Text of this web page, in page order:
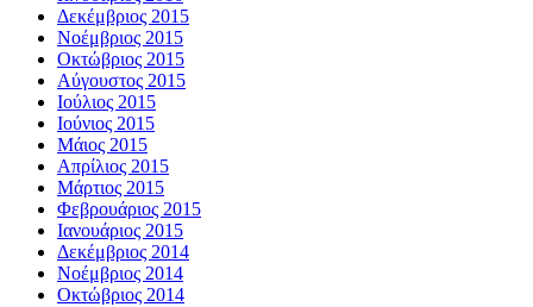
Δεκέμβριος 2015
Νοέμβριος 2015
Οκτώβριος 2015
Αύγουστος 2015
Ιούλιος 2015
Ιούνιος 2015
Μάιος 2015
Απρίλιος 2015
Μάρτιος 2015
Φεβρουάριος 2015
Ιανουάριος 2015
Δεκέμβριος 2014
Νοέμβριος 2014
Οκτώβριος 2014